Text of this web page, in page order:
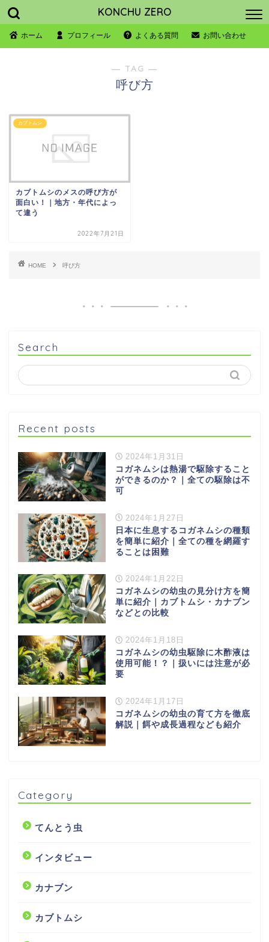
KONCHU ZERO
ホーム プロフィール よくある質問 お問い合わせ
― TAG ―
呼び方
カブトムシ
カブトムシのメスの呼び方が
面白い！｜地方・年代によっ
て違う
2022年7月21日
HOME 呼び方
Search
Recent posts
2024年1月31日
コガネムシは熱湯で駆除すること
ができるのか？｜全ての駆除は不
可
2024年1月27日
日本に生息するコガネムシの種類
を簡単に紹介｜全ての種を網羅す
ることは困難
2024年1月22日
コガネムシの幼虫の見分け方を簡
単に紹介｜カブトムシ・カナブン
などとの比較
2024年1月18日
コガネムシの幼虫駆除に木酢液は
使用可能！？｜扱いには注意が必
要
2024年1月17日
コガネムシの幼虫の育て方を徹底
解説｜餌や成長過程なども紹介
Category
てんとう虫
インタビュー
カナブン
カブトムシ